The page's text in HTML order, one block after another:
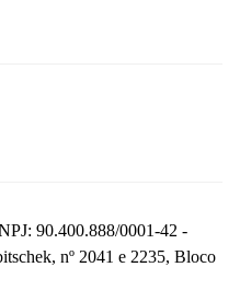
90.400.888/0001-42 -
nº 2041 e 2235, Bloco